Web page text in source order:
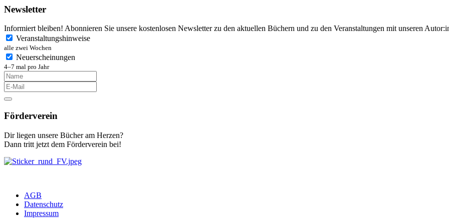
Newsletter
Informiert bleiben! Abonnieren Sie unsere kostenlosen Newsletter zu den aktuellen Büchern und zu den Veranstaltungen mit unseren
Veranstaltungshinweise
alle zwei Wochen
Neuerscheinungen
4–7 mal pro Jahr
Förderverein
Dir liegen unsere Bücher am Herzen?
Dann tritt jetzt dem Förderverein bei!
AGB
Datenschutz
Impressum